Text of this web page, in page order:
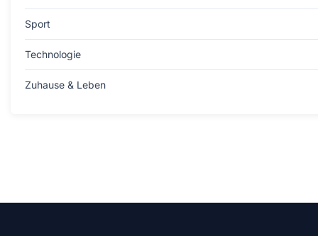
Sport
Technologie
Zuhause & Leben